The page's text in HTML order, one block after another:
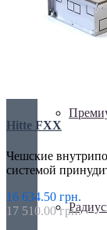
Hitte FXX
Чешские
системой
16 634.50 грн.
17 510.00 грн.